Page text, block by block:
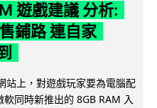
遊戲建議 分析:
鋪路 連自家
上，對遊戲玩家要為電腦配
同時新推出的 8GB RAM 入